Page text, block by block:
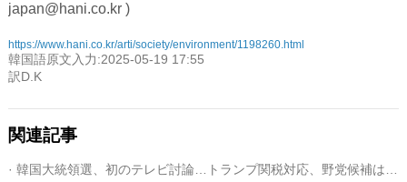
japan@hani.co.kr )
https://www.hani.co.kr/arti/society/environment/1198260.html
韓国語原文入力:2025-05-19 17:55
訳D.K
関連記事
· 韓国大統領選、初のテレビ討論…トランプ関税対応、野党候補は慎重・与党候補は迅速